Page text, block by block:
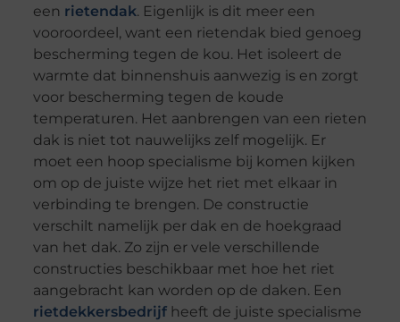
een rietendak. Eigenlijk is dit meer een
vooroordeel, want een rietendak bied genoeg
bescherming tegen de kou. Het isoleert de
warmte dat binnenshuis aanwezig is en zorgt
voor bescherming tegen de koude
temperaturen. Het aanbrengen van een rieten
dak is niet tot nauwelijks zelf mogelijk. Er
moet een hoop specialisme bij komen kijken
om op de juiste wijze het riet met elkaar in
verbinding te brengen. De constructie
verschilt namelijk per dak en de hoekgraad
van het dak. Zo zijn er vele verschillende
constructies beschikbaar met hoe het riet
aangebracht kan worden op de daken. Een
rietdekkersbedrijfheeft de juiste specialisme